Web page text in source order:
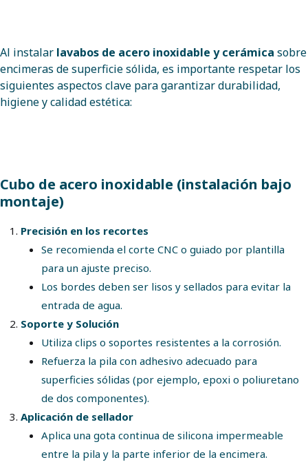
Al instalar lavabos de acero inoxidable y cerámica sobre
encimeras de superficie sólida, es importante respetar los
siguientes aspectos clave para garantizar durabilidad,
higiene y calidad estética:
Cubo de acero inoxidable (instalación bajo
montaje)
Precisión en los recortes
Se recomienda el corte CNC o guiado por plantilla
para un ajuste preciso.
Los bordes deben ser lisos y sellados para evitar la
entrada de agua.
Soporte y Solución
Utiliza clips o soportes resistentes a la corrosión.
Refuerza la pila con adhesivo adecuado para
superficies sólidas (por ejemplo, epoxi o poliuretano
de dos componentes).
Aplicación de sellador
Aplica una gota continua de silicona impermeable
entre la pila y la parte inferior de la encimera.